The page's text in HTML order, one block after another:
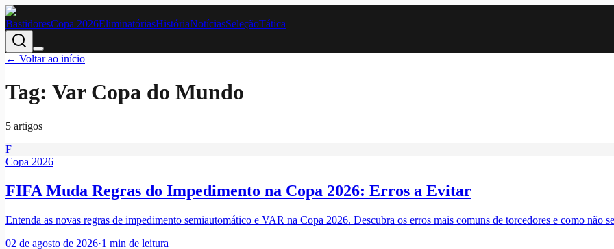
BastidoresCopa 2026EliminatóriasHistóriaNotíciasSeleçãoTática
← Voltar ao início
Tag: Var Copa do Mundo
5 artigos
F
Copa 2026
FIFA Muda Regras do Impedimento na Copa 2026: Erros a Evitar
Entenda as novas regras de impedimento semiautomático e VAR na Copa 2026. Descubra os erros mais comuns de torcedores e como não
02 de agosto de 2026·1 min de leitura